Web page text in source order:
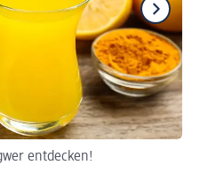
entdecken!